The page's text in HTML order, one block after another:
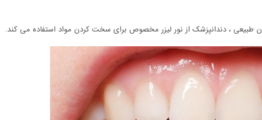
طبیعی ، دندانپزشک از نور لیزر مخصوص برای سخت کردن مواد استفاده می کند.